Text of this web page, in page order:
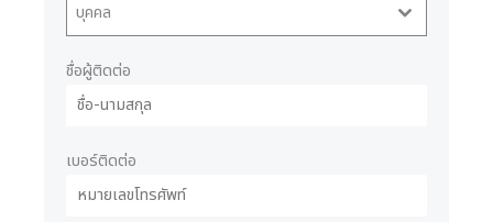
บุคคล
ชื่อผู้ติดต่อ
เบอร์ติดต่อ